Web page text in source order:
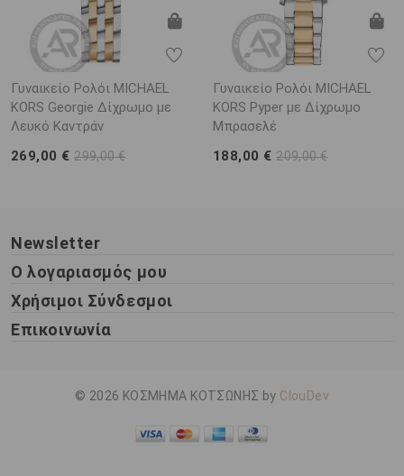
Γυναικείο Ρολόι MICHAEL
KORS Georgie Δίχρωμο με
Λευκό Καντράν
269,00 €299,00 €
Γυναικείο Ρολόι MICHAEL
KORS Pyper με Δίχρωμο
Μπρασελέ
188,00 €209,00 €
Newsletter
Ο λογαριασμός μου
Χρήσιμοι Σύνδεσμοι
Επικοινωνία
© 2026 ΚΟΣΜΗΜΑ ΚΟΤΣΩΝΗΣ by ClouDev